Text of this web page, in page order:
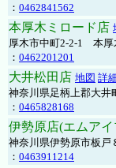
： 0462841562
本厚木ミロード店
厚木市中町2-2-1 本
： 0462201201
大井松田店 地図 詳
神奈川県足柄上郡大井
： 0465828168
伊勢原店(エムア
神奈川県伊勢原市板戸
： 0463911214